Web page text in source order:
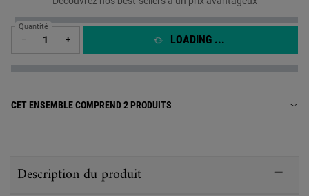
Quantité
+ LOADING ...
CET ENSEMBLE COMPREND2 PRODUITS
Description du produit